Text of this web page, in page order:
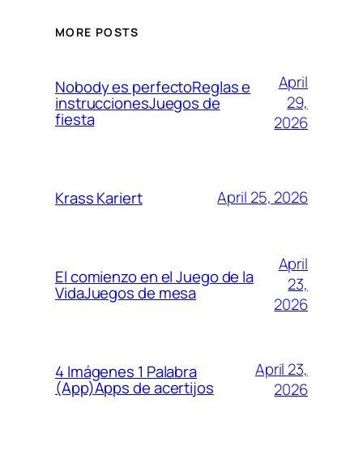
MORE POSTS
Nobody es perfectoReglas e
instruccionesJuegos de
fiesta
April
29,
2026
Krass Kariert April 25, 2026
El comienzo en el Juego de la
VidaJuegos de mesa
April
23,
2026
4 Imágenes 1 Palabra
(App)Apps de acertijos
April 23,
2026